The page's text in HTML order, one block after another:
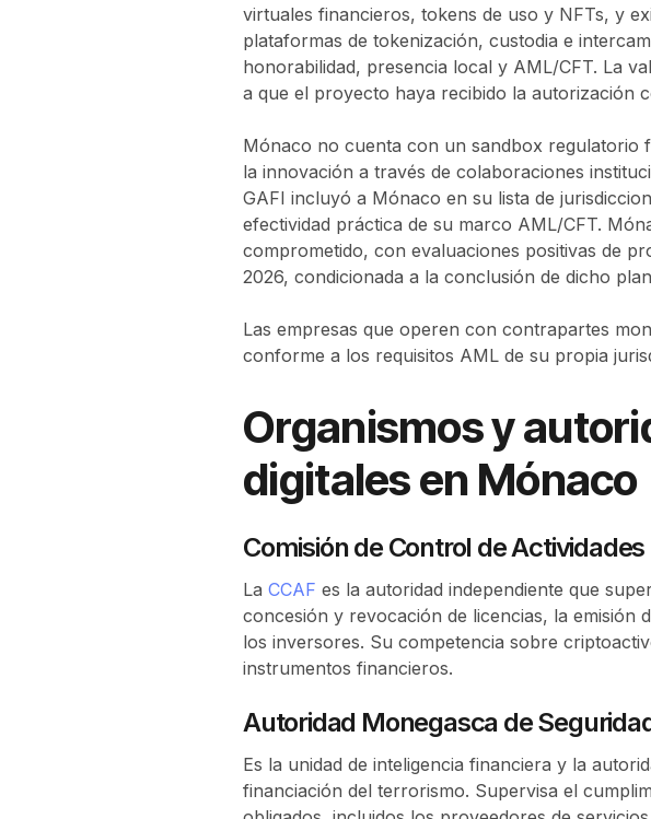
virtuales financieros, tokens de uso y NFTs, y
plataformas de tokenización, custodia e
honorabilidad, presencia local y AML/CFT. La
a que el proyecto haya recibido la autorización
Mónaco no cuenta con un sandbox regulatorio
la innovación a través de colaboraciones
GAFI incluyó a Mónaco en su lista de
efectividad práctica de su marco AML/CFT.
comprometido, con evaluaciones positivas de
2026, condicionada a la conclusión de dicho
Las empresas que operen con contrapartes
conforme a los requisitos AML de su propia
Organismos y
digitales en Mónaco
Comisión de Control de Actividades
La CCAF es la autoridad independiente que
concesión y revocación de licencias, la emisión
los inversores. Su competencia sobre
instrumentos financieros.
Autoridad Monegasca de
Es la unidad de inteligencia financiera y la
financiación del terrorismo. Supervisa el